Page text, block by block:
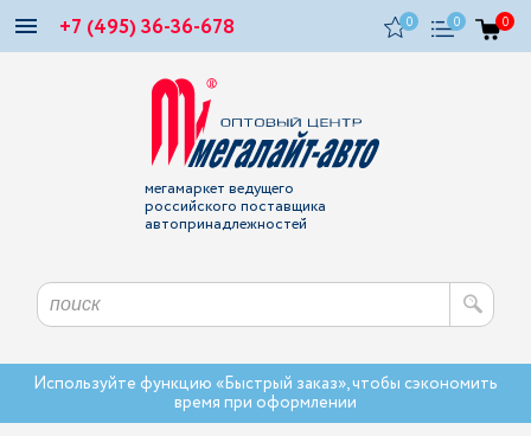
+7 (495) 36-36-678 0 0 0
мегамаркет ведущего
российского поставщика
автопринадлежностей
Используйте функцию «Быстрый заказ», чтобы сэкономить
время при оформлении